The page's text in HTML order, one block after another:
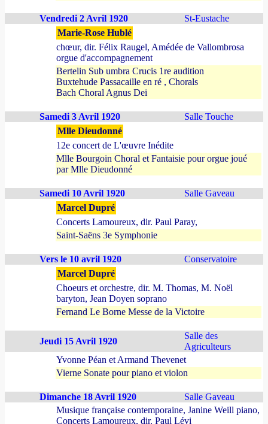
Vendredi 2 Avril 1920
St-Eustache
Marie-Rose Hublé
chœur, dir. Félix Raugel, Amédée de Vallombrosa
orgue d'accompagnement
Bertelin Sub umbra Crucis 1re audition
Buxtehude Passacaille en ré , Chorals
Bach Choral Agnus Dei
Samedi 3 Avril 1920
Salle Touche
Mlle Dieudonné
12e concert de L'œuvre Inédite
Mlle Bourgoin Choral et Fantaisie pour orgue joué
par Mlle Dieudonné
Samedi 10 Avril 1920
Salle Gaveau
Marcel Dupré
Concerts Lamoureux, dir. Paul Paray,
Saint-Saëns 3e Symphonie
Vers le 10 avril 1920
Conservatoire
Marcel Dupré
Choeurs et orchestre, dir. M. Thomas, M. Noël
baryton, Jean Doyen soprano
Fernand Le Borne Messe de la Victoire
Jeudi 15 Avril 1920
Salle des
Agriculteurs
Yvonne Péan et Armand Thevenet
Vierne Sonate pour piano et violon
Dimanche 18 Avril 1920
Salle Gaveau
Musique française contemporaine, Janine Weill piano,
Concerts Lamoureux, dir. Paul Lévi